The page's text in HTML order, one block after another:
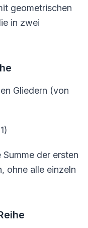
geometrischen
in zwei
Gliedern (von
der ersten
ohne alle einzeln